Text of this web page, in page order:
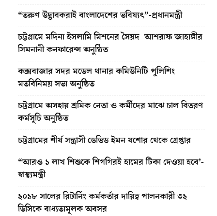
“তরুণ উদ্ভাবকরাই বাংলাদেশের ভবিষ্যৎ”-প্রধানমন্ত্রী
চট্টগ্রামে মদিনা ইসলামি মিশনের সৈয়দ আশরাফ জাহাঙ্গীর
সিমনানী কনফারেন্স অনুষ্ঠিত
কক্সবাজার সদর মডেল থানার কমিউনিটি পুলিশিং
মতবিনিময় সভা অনুষ্ঠিত
চট্টগ্রামে অসহায় শ্রমিক নেতা ও কর্মীদের মাঝে চাল বিতরণ
কর্মসূচি অনুষ্ঠিত
চট্টগ্রামের শীর্ষ সন্ত্রাসী ডেভিড ইমন যশোর থেকে গ্রেপ্তার
“আরও ১ লাখ শিশুকে শিগগিরই হামের টিকা দেওয়া হবে’-
স্বাস্থ্যমন্ত্রী
২০১৮ সালের রিটার্নিং কর্মকর্তার দায়িত্ব পালনকারী ৩২
ডিসিকে বাধ্যতামূলক অবসর